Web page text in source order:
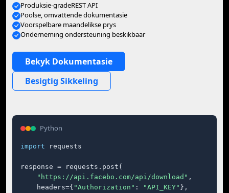
Produksie-gradeREST API
Poolse, omvattende dokumentasie
Voorspelbare maandelikse prys
Onderneming ondersteuning beskikbaar
Bekyk Dokumentasie
Besigtig Sikkeling
Python
import requests
response = requests.post(
"https://api.facebo.com/api/download" ,
    headers={
"Authorization" : "API_KEY" },